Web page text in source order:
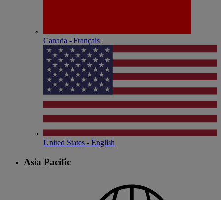
Canada - Français
United States - English
Asia Pacific